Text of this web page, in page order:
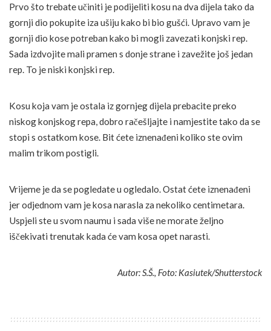
Prvo što trebate učiniti je podijeliti kosu na dva dijela tako da
gornji dio pokupite iza ušiju kako bi bio gušći. Upravo vam je
gornji dio kose potreban kako bi mogli zavezati konjski rep.
Sada izdvojite mali pramen s donje strane i zavežite još jedan
rep. To je niski konjski rep.
Kosu koja vam je ostala iz gornjeg dijela prebacite preko
niskog konjskog repa, dobro račešljajte i namjestite tako da se
stopi s ostatkom kose. Bit ćete iznenađeni koliko ste ovim
malim trikom postigli.
Vrijeme je da se pogledate u ogledalo. Ostat ćete iznenađeni
jer odjednom vam je kosa narasla za nekoliko centimetara.
Uspjeli ste u svom naumu i sada više ne morate željno
iščekivati trenutak kada će vam kosa opet narasti.
Autor: S.Š., Foto: Kasiutek/Shutterstock